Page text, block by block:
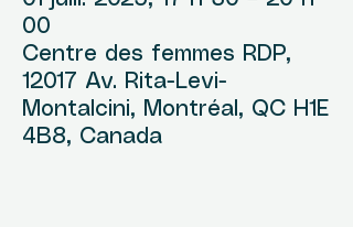
00
Centre des femmes RDP,
12017 Av. Rita-Levi-
Montalcini, Montréal, QC H1E
4B8, Canada